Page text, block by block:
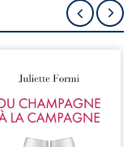
l’aube, légers et
tester l’amour qui
les unit. Lily et
Julien, jeune